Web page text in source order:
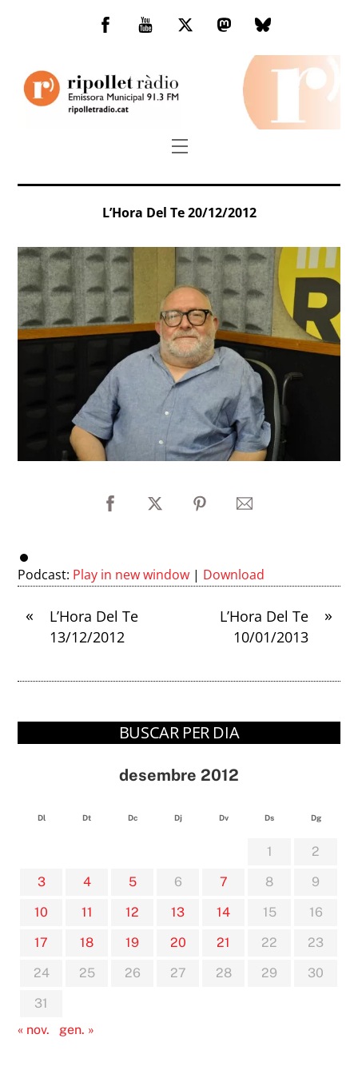
Facebook
You
TwitterMastodonBluesky
Menu
L’Hora Del Te 20/12/2012
Podcast: Play in new window | Download
«
L’Hora Del Te
13/12/2012
»
L’Hora Del Te
10/01/2013
BUSCAR PER DIA
desembre 2012
Dl Dt Dc Dj Dv Ds Dg
1
2
3
4 5 6 7 8
9
10
11 12 13 14 15
16
17
18 19 20 21 22
23
24
25 26 27 28 29
30
31
« nov.
gen. »